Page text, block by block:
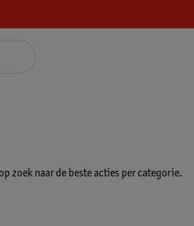
zoek naar de beste acties per categorie.